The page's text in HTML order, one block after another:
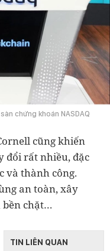
chứng khoán NASDAQ
cũng khiến
đổi rất nhiều, đặc
và thành công.
an toàn, xây
bền chặt…
TIN LIÊN QUAN